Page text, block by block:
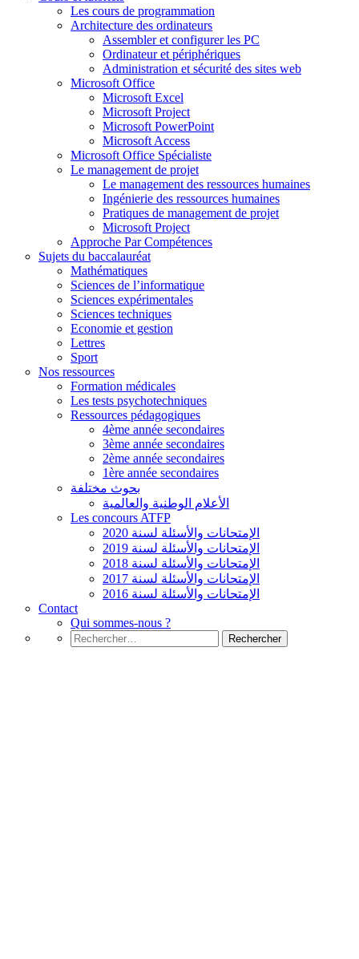
Les cours de programmation
Architecture des ordinateurs
Assembler et configurer les PC
Ordinateur et périphériques
Administration et sécurité des sites web
Microsoft Office
Microsoft Excel
Microsoft Project
Microsoft PowerPoint
Microsoft Access
Microsoft Office Spécialiste
Le management de projet
Le management des ressources humaines
Ingénierie des ressources humaines
Pratiques de management de projet
Microsoft Project
Approche Par Compétences
Sujets du baccalauréat
Mathématiques
Sciences de l’informatique
Sciences expérimentales
Sciences techniques
Economie et gestion
Lettres
Sport
Nos ressources
Formation médicales
Les tests psychotechniques
Ressources pédagogiques
4ème année secondaires
3ème année secondaires
2ème année secondaires
1ère année secondaires
بحوث مختلفة
الأعلام الوطنية والعالمية
Les concours ATFP
الإمتحانات والأسئلة لسنة 2020
الإمتحانات والأسئلة لسنة 2019
الإمتحانات والأسئلة لسنة 2018
الإمتحانات والأسئلة لسنة 2017
الإمتحانات والأسئلة لسنة 2016
Contact
Qui sommes-nous ?
Rechercher :